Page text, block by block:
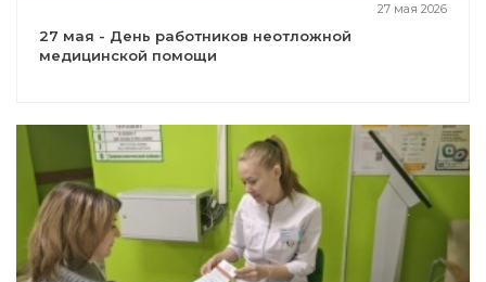
27 мая 2026
27 мая - День работников неотложной
медицинской помощи